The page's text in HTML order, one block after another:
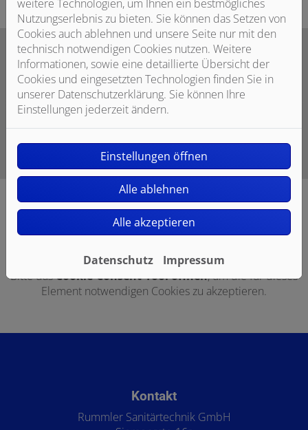
Unsere Leistungen im Bereich
Erneuerbare Energien
Bitte dasCookie-Consent-Tool öffnen, um die für dieses
Element notwendigen Cookies zu akzeptieren.
Kontakt
Rummler Sanitärtechnik GmbH
weitere Technologien, um Ihnen ein bestmögliches
Nutzungserlebnis zu bieten. Sie können das Setzen von
Cookies auch ablehnen und unsere Seite nur mit den
technisch notwendigen Cookies nutzen. Weitere
Informationen, sowie eine detaillierte Übersicht der
Cookies und eingesetzten Technologien finden Sie in
unserer Datenschutzerklärung. Sie können Ihre
Einstellungen jederzeit ändern.
Einstellungen öffnen
Alle ablehnen
Alle akzeptieren
Datenschutz Impressum